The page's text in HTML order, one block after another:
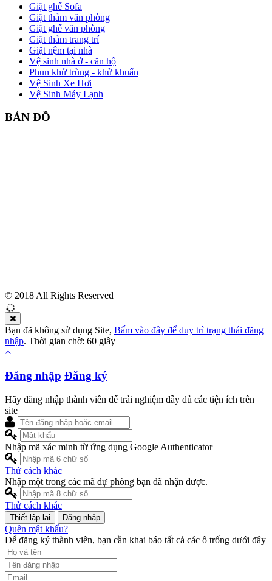
Giặt ghế Sofa
Giặt thảm văn phòng
Giặt ghế văn phòng
Giặt thảm trang trí
Giặt nệm tại nhà
Vệ sinh nhà ở - căn hộ
Phun khử trùng - khử khuẩn
Vệ Sinh Xe Hơi
Vệ Sinh Máy Lạnh
BẢN ĐỒ
© 2018 All Rights Reserved
Bạn đã không sử dụng Site, Bấm vào đây để duy trì trạng thái đăng
nhập. Thời gian chờ: 60 giây
Đăng nhập Đăng ký
Hãy đăng nhập thành viên để trải nghiệm đầy đủ các tiện ích trên
site
Nhập mã xác minh từ ứng dụng Google Authenticator
Thử cách khác
Nhập một trong các mã dự phòng bạn đã nhận được.
Thử cách khác
Đăng nhập
Quên mật khẩu?
Để đăng ký thành viên, bạn cần khai báo tất cả các ô trống dưới đây